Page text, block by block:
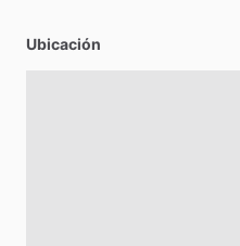
Ubicación